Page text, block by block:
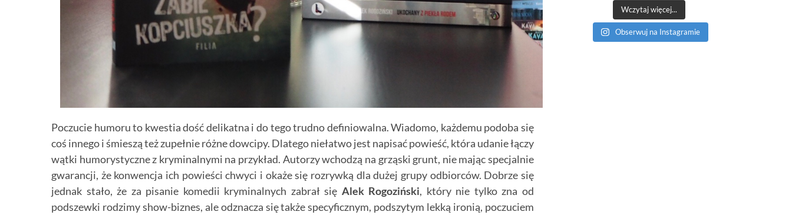
Poczucie humoru to kwestia dość delikatna i do tego trudno definiowalna. Wiadomo, każdemu podoba się
coś innego i śmieszą też zupełnie różne dowcipy. Dlatego niełatwo jest napisać powieść, która udanie łączy
wątki humorystyczne z kryminalnymi na przykład. Autorzy wchodzą na grząski grunt, nie mając specjalnie
gwarancji, że konwencja ich powieści chwyci i okaże się rozrywką dla dużej grupy odbiorców. Dobrze się
jednak stało, że za pisanie komedii kryminalnych zabrał się Alek Rogoziński, który nie tylko zna od
podszewki rodzimy show-biznes, ale odznacza się także specyficznym, podszytym lekką ironią, poczuciem
Wczytaj więcej...
Obserwuj na Instagramie